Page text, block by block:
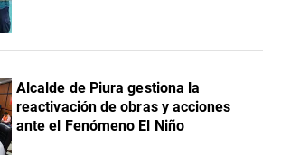
Alcalde de Piura gestiona la
reactivación de obras y acciones
ante el Fenómeno El Niño